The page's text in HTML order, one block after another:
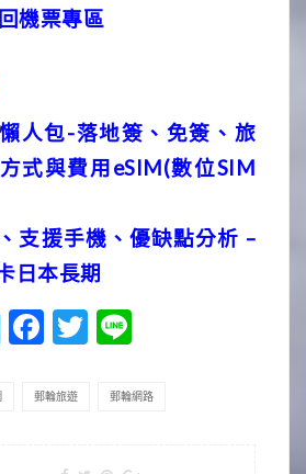
機票專區
人包-落地簽、免簽、旅
式與費用eSIM(數位SIM
支援手機、優缺點分析 –
日本長期
Facebook
Twitter
Line
郵輪旅遊 郵輪網路